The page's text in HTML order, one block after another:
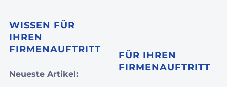
WISSEN FÜR
IHREN
FIRMENAUFTRITT
Neueste Artikel:
FÜR IHREN
FIRMENAUFTRITT